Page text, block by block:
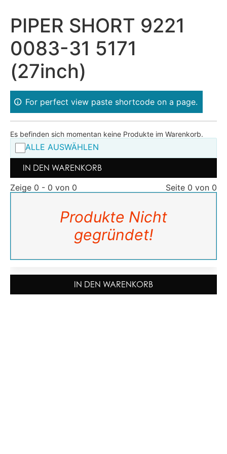
PIPER SHORT 9221
0083-31 5171
(27inch)
For perfect view paste shortcode on a page.
Es befinden sich momentan keine Produkte im Warenkorb.
ALLE AUSWÄHLEN
IN DEN WARENKORB
Zeige 0 - 0 von 0
Seite 0 von 0
Produkte Nicht
gegründet!
IN DEN WARENKORB